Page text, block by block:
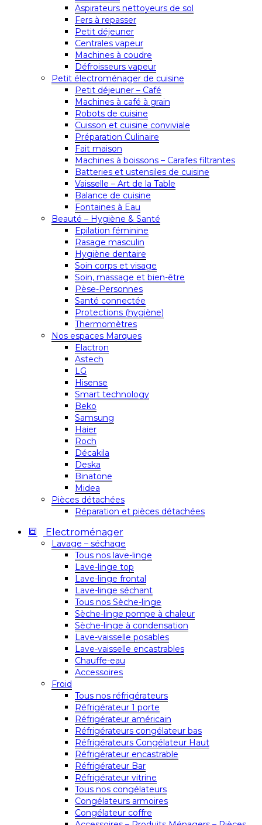
Aspirateurs nettoyeurs de sol
Fers à repasser
Petit déjeuner
Centrales vapeur
Machines à coudre
Défroisseurs vapeur
Petit électroménager de cuisine
Petit déjeuner – Café
Machines à café à grain
Robots de cuisine
Cuisson et cuisine conviviale
Préparation Culinaire
Fait maison
Machines à boissons – Carafes filtrantes
Batteries et ustensiles de cuisine
Vaisselle – Art de la Table
Balance de cuisine
Fontaines à Eau
Beauté – Hygiène & Santé
Epilation féminine
Rasage masculin
Hygiène dentaire
Soin corps et visage
Soin, massage et bien-être
Pèse-Personnes
Santé connectée
Protections (hygiène)
Thermomètres
Nos espaces Marques
Elactron
Astech
LG
Hisense
Smart technology
Beko
Samsung
Haier
Roch
Décakila
Deska
Binatone
Midea
Pièces détachées
Réparation et pièces détachées
Electroménager
Lavage – séchage
Tous nos lave-linge
Lave-linge top
Lave-linge frontal
Lave-linge séchant
Tous nos Sèche-linge
Sèche-linge pompe à chaleur
Sèche-linge à condensation
Lave-vaisselle posables
Lave-vaisselle encastrables
Chauffe-eau
Accessoires
Froid
Tous nos réfrigérateurs
Réfrigérateur 1 porte
Réfrigérateur américain
Réfrigérateurs congélateur bas
Réfrigérateurs Congélateur Haut
Réfrigérateur encastrable
Réfrigérateur Bar
Réfrigérateur vitrine
Tous nos congélateurs
Congélateurs armoires
Congélateur coffre